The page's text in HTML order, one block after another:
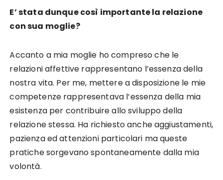
E’ stata dunque così importante la relazione
con sua moglie?
Accanto a mia moglie ho compreso che le
relazioni affettive rappresentano l’essenza della
nostra vita. Per me, mettere a disposizione le mie
competenze rappresentava l’essenza della mia
esistenza per contribuire allo sviluppo della
relazione stessa. Ha richiesto anche aggiustamenti,
pazienza ed attenzioni particolari ma queste
pratiche sorgevano spontaneamente dalla mia
volontà.